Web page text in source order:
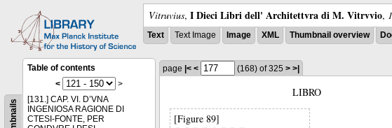
Vitruvius, I Dieci Libri dell' Architettvra di M. Vitrvvio,
Text Text Image Image XML Thumbnail overview
Table of contents
<
>
[131.] CAP. VI. D’VNA
INGENIOSA RAGIONE DI
CTESI-FONTE, PER
page |< < (168) of 325 > >|
LIBRO
[Figure 89]